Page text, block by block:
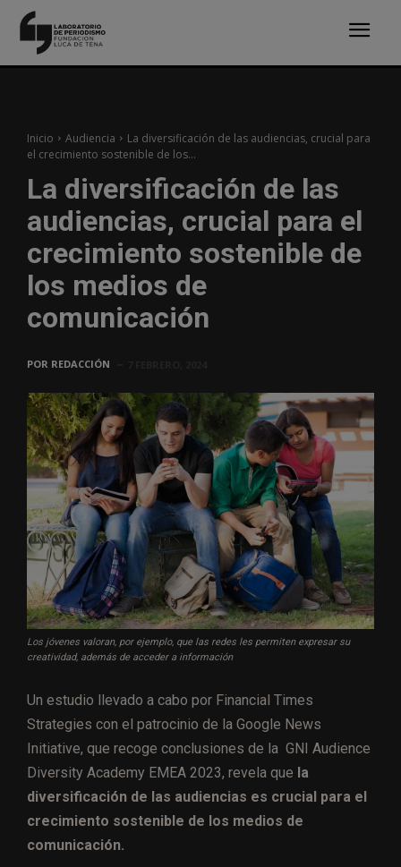
Inicio Audiencia
La diversificación de las audiencias, crucial para
el crecimiento sostenible de los...
La diversificación de las
audiencias, crucial para el
crecimiento sostenible de
los medios de
comunicación
POR REDACCIÓN
Los jóvenes valoran, por ejemplo, que las redes les permiten expresar su
creatividad, además de acceder a información
Un estudio llevado a cabo por Financial Times
Strategies con el patrocinio de la Google News
Initiative, que recoge conclusiones de la GNI Audience
Diversity Academy EMEA 2023, revela que la
diversificación de las audiencias es crucial para el
crecimiento sostenible de los medios de
comunicación.